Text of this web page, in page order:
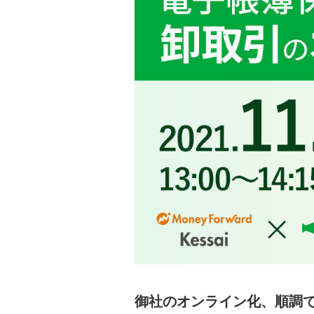
御社のオンライン化、順調